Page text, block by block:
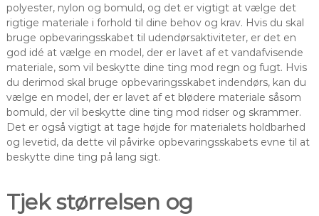
polyester, nylon og bomuld, og det er vigtigt at vælge det
rigtige materiale i forhold til dine behov og krav. Hvis du skal
bruge opbevaringsskabet til udendørsaktiviteter, er det en
god idé at vælge en model, der er lavet af et vandafvisende
materiale, som vil beskytte dine ting mod regn og fugt. Hvis
du derimod skal bruge opbevaringsskabet indendørs, kan du
vælge en model, der er lavet af et blødere materiale såsom
bomuld, der vil beskytte dine ting mod ridser og skrammer.
Det er også vigtigt at tage højde for materialets holdbarhed
og levetid, da dette vil påvirke opbevaringsskabets evne til at
beskytte dine ting på lang sigt.
Tjek størrelsen og